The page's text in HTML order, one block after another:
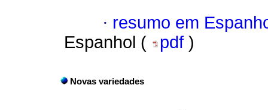
· resumo em
Espanhol (
pdf )
Novas variedades